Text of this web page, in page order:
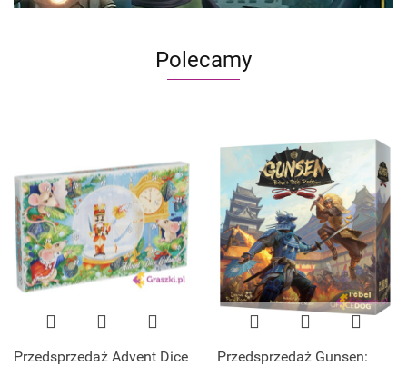
Polecamy
Przedsprzedaż Advent Dice
Przedsprzedaż Gunsen: